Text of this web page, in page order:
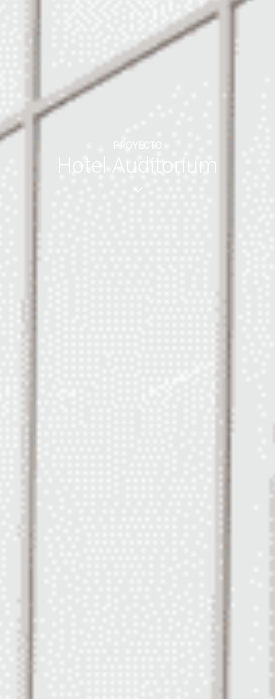
PROYECTO
Hotel Auditorium